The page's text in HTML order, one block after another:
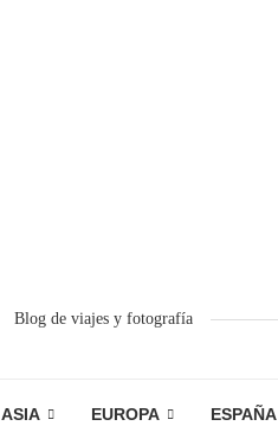
Blog de viajes y fotografía
ASIA EUROPA ESPAÑA